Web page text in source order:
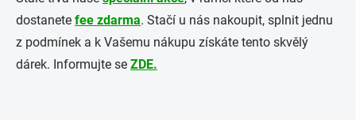
dostanete fee zdarma. Stačí u nás nakoupit, splnit jednu
z podmínek a k Vašemu nákupu získáte tento skvělý
dárek. Informujte se ZDE.